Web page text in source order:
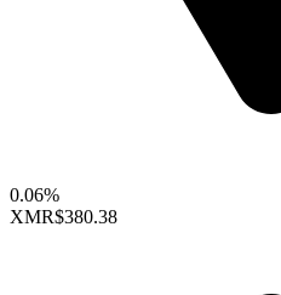
0.06%
XMR$380.38